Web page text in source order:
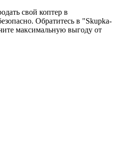
свой коптер в
Обратитесь в "Skupka-
максимальную выгоду от